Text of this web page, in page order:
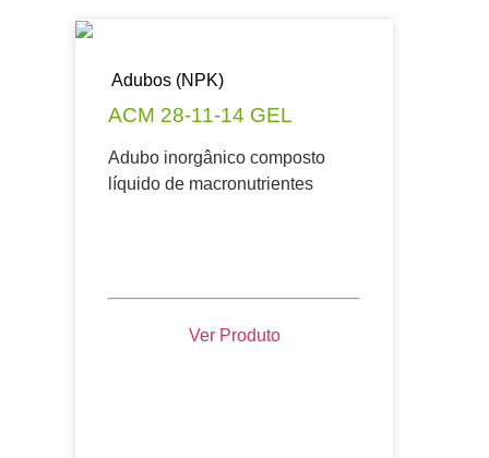
Adubos (NPK)
ACM 28-11-14 GEL
Adubo inorgânico composto
líquido de macronutrientes
Ver Produto